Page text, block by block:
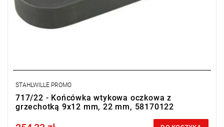
STAHLWILLE PROMO
717/22 - Końcówka wtykowa oczkowa z
grzechotką 9x12 mm, 22 mm, 58170122